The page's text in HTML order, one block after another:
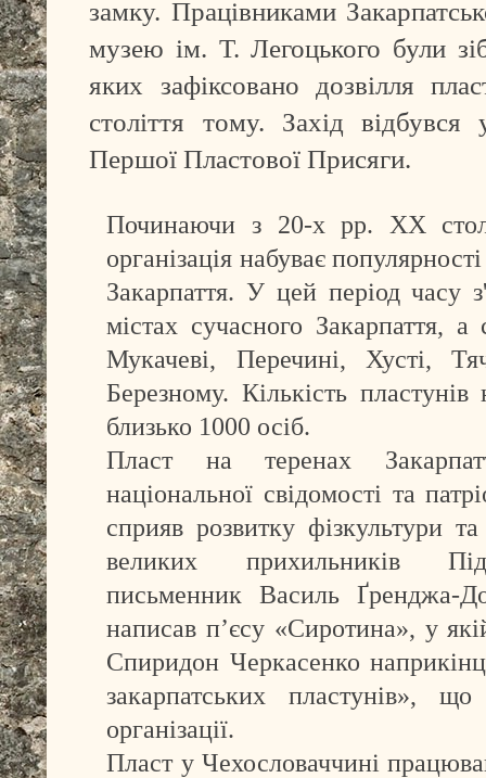
замку. Працівниками
музею ім. Т. Легоцького були
яких зафіксовано дозвілля
століття тому. Захід
Першої Пластової Присяги.
Починаючи з 20-х рр. ХХ
організація набуває
Закарпаття. У цей період часу
містах сучасного Закарпаття,
Мукачеві, Перечині, Хусті,
Березному. Кількість пластунів
близько 1000 осіб.
Пласт на теренах
національної свідомості та
сприяв розвитку фізкультури
великих прихильників
письменник Василь Ґренджа-
написав п’єсу «Сиротина», у
Спиридон Черкасенко
закарпатських пластунів»,
організації.
Пласт у Чехословаччині